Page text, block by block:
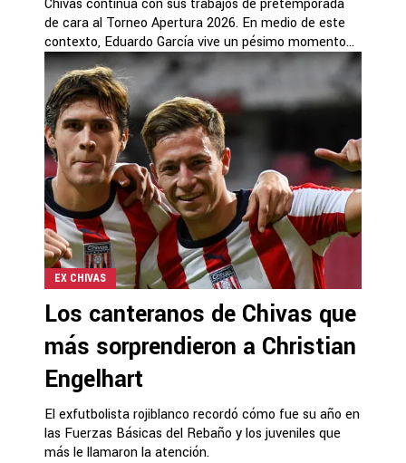
de cara al Torneo Apertura 2026. En medio de este
contexto, Eduardo García vive un pésimo momento...
EX CHIVAS
Los canteranos de Chivas que
más sorprendieron a Christian
Engelhart
El exfutbolista rojiblanco recordó cómo fue su año en
las Fuerzas Básicas del Rebaño y los juveniles que
más le llamaron la atención.